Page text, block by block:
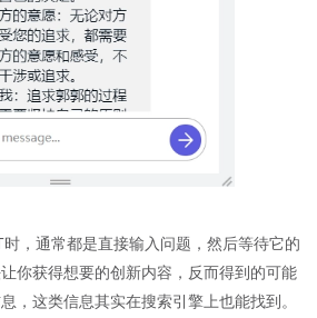
，通常都是直接输入问题，然后等待它的
你获得想要的创新内容，反而得到的可能
，这类信息其实在搜索引擎上也能找到。